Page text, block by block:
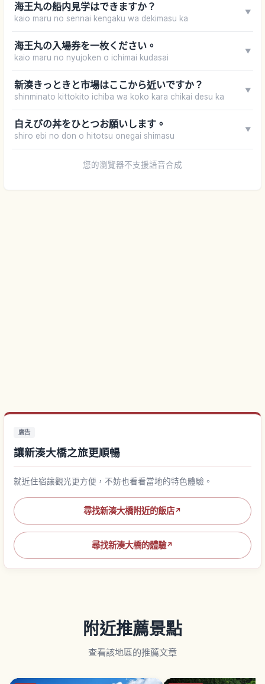
海王丸の船内見学はできますか？
kaio maru no sennai kengaku wa dekimasu ka
▼
海王丸の入場券を一枚ください。
kaio maru no nyujoken o ichimai kudasai
▼
新湊きっときと市場はここから近いですか？
shinminato kittokito ichiba wa koko kara chikai desu ka
▼
白えびの丼をひとつお願いします。
shiro ebi no don o hitotsu onegai shimasu
▼
您的瀏覽器不支援語音合成
廣告
讓新湊大橋之旅更順暢
就近住宿讓觀光更方便，不妨也看看當地的特色體驗。
尋找新湊大橋附近的飯店↗
尋找新湊大橋的體驗↗
附近推薦景點
查看該地區的推薦文章